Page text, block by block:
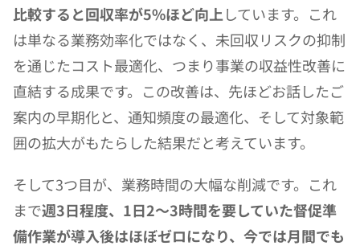
比較すると回収率が5%ほど向上しています。これ
は単なる業務効率化ではなく、未回収リスクの抑制
を通じたコスト最適化、つまり事業の収益性改善に
直結する成果です。この改善は、先ほどお話したご
案内の早期化と、通知頻度の最適化、そして対象範
囲の拡大がもたらした結果だと考えています。
そして3つ目が、業務時間の大幅な削減です。これ
まで週3日程度、1日2〜3時間を要していた督促準
備作業が導入後はほぼゼロになり、今では月間でも